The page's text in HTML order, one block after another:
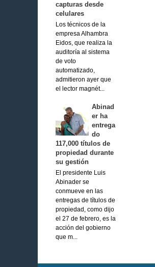
capturas desde
celulares
Los técnicos de la
empresa Alhambra
Eidos, que realiza la
auditoría al sistema
de voto
automatizado,
admitieron ayer que
el lector magnét...
Abinad
er ha
entrega
do
117,000 títulos de
propiedad durante
su gestión
El presidente Luis
Abinader se
conmueve en las
entregas de títulos de
propiedad, como dijo
el 27 de febrero, es la
acción del gobierno
que m...